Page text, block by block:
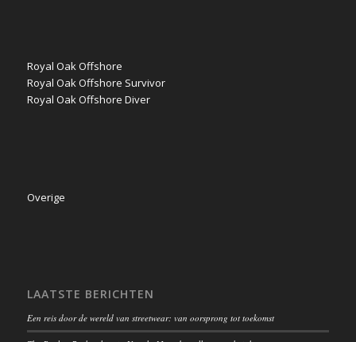
Royal Oak Offshore
Royal Oak Offshore Survivor
Royal Oak Offshore Diver
Overige
LAATSTE BERICHTEN
Een reis door de wereld van streetwear: van oorsprong tot toekomst